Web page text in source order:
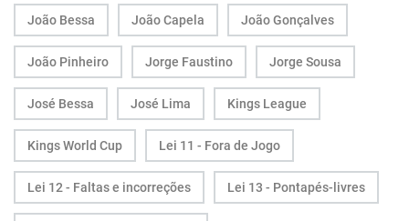
João Bessa João Capela João Gonçalves
João Pinheiro Jorge Faustino Jorge Sousa
José Bessa José Lima Kings League
Kings World Cup Lei 11 - Fora de Jogo
Lei 12 - Faltas e incorreções Lei 13 - Pontapés-livres